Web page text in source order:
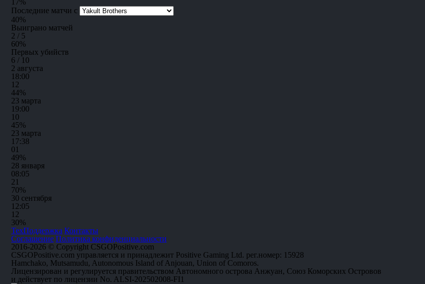
17%
Последние матчи с
40%
Выиграно матчей
2 / 5
60%
Первых убийств
6 / 10
2 августа
18:00
1 2
44%
23 марта
19:00
1 0
45%
23 марта
17:38
01
49%
28 января
08:05
21
70%
30 сентября
12:05
1 2
30%
ТехПоддержка Контакты
Соглашение Политика конфиденциальности
2016-2026 © Copyright CSGOPositive.com
CSGOPositive.com управляется и принадлежит Positive Gaming Ltd. рег.номер: 15928
Hamchako, Mutsamudu, Autonomous Island of Anjouan, Union of Comoros.
Лицензирован и регулируется правительством Автономного острова Анжуан, Союз Коморских Островов
и действует по лицензии No. ALSI-202502008-FI1